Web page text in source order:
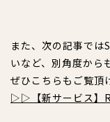
また、次の記事で
いなど、別角度から
ぜひこちらもご覧
▷▷【新サービス】